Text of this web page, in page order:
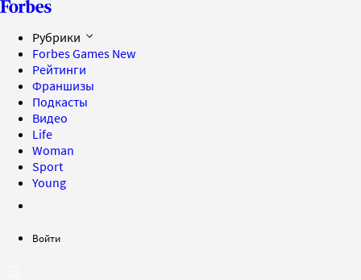
Рубрики
Forbes Games New
Рейтинги
Франшизы
Подкасты
Видео
Life
Woman
Sport
Young
Войти